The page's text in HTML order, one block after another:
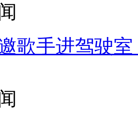
歌手进驾驶